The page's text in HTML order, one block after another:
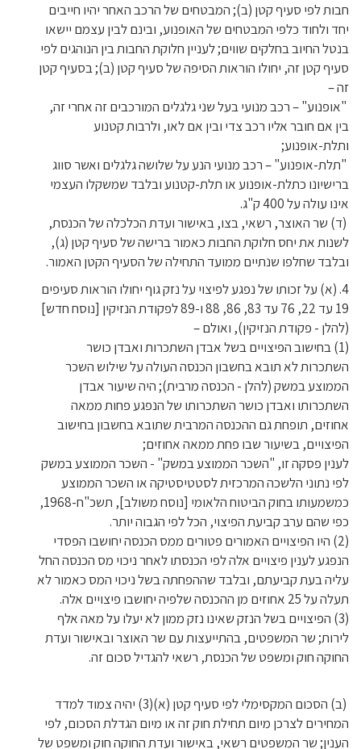
חבות לפי סעיף קטן (ב); המבטחים של הרכב האחר יהיו חייבים
יחד ולחוד כלפי המבטחים של האופנוע, ובינם לבין עצמם יישאו
בנטל החיוב בחלקים שווים; לעניין חלוקת החבות בין הנוהגים לפי
סעיף קטן זה, יחולו הוראות הסיפה של סעיף קטן (ב); בסעיף קטן
זה –
"אופנוע" – רכב מנועי בעל שני גלגלים המורכבים זה אחרי זה,
בין אם חובר אליו רכב צדי ובין אם לאו, ולרבות קטנוע
ותלת-אופנוע;
"תלת-אופנוע" – רכב מנועי הנע על שלושה גלגלים ואשר סווג
ברישיונו כתלת-אופנוע או תלת-קטנוע ובלבד שמשקלו העצמי
אינו עולה על 400 ק"ג.
(ד) שר האוצר, רשאי, בצו, באישור ועדת הכלכלה של הכנסת,
לשנות את יחס חלוקת החבות כאמור ברישה של סעיף קטן (ג),
ובלבד שחלפו שנתיים ממועד התחילה של הסעיף הקטן האמור.
4. (א) על זכותו של נפגע לפיצוי על נזק גוף יחולו הוראות סעיפים
19 עד 22, 76 עד 83, 86, 88 ו-89 לפקודת הנזיקין [נוסח חדש]
(להלן - פקודת הנזיקין), ואולם –
(1) בחישוב הפיצויים בשל אבדן השתכרות ואבדן כושר
השתכרות לא תובא בחשבון הכנסה העולה על שילוש השכר
הממוצע במשק (להלן - הכנסה מרבית); היה שיעור אבדן
השתכרותו ואבדן כושר השתכרותו של הנפגע פחות ממאה
אחוזים, תופחת גם ההכנסה המרבית שתובא בחשבון בחישוב
הפיצויים, בשיעור שבו פחת ממאה אחוזים;
לענין פסקה זו, "השכר הממוצע במשק" - השכר הממוצע במשק
לפי נתוני הלשכה המרכזית לסטטיסטיקה או השכר הממוצע
כמשמעותו בחוק הביטוח הלאומי [נוסח משולב], תשכ"ח-1968,
כפי שהם ערב קביעת הפיצוי, הכל לפי הגבוה יותר.
(2) היו הפיצויים האמורים פטורים ממס הכנסה יחושבו הפסדי
הנפגע לענין פיצויים אלה לפי הכנסתו לאחר ניכוי מס הכנסה החל
עליה בעת קביעתם, ובלבד שההפחתה בשל ניכוי המס כאמור לא
תעלה על 25 אחוזים מן ההכנסה שלפיה יחושבו פיצויים אלה.
(3) הפיצויים בשל הנזק שאינו נזק ממון לא יעלו על מאה אלף
לירות; שר המשפטים, בהתייעצות עם שר האוצר ובאישור ועדת
החוקה חוק ומשפט של הכנסת, רשאי להגדיל סכום זה.
(ב) הסכום המקסימלי לפי סעיף קטן (א)(3) יהיה צמוד למדד
המחירים לצרכן מיום תחילת חוק זה או מיום הגדלת הסכום, לפי
הענין; שר המשפטים רשאי, באישור ועדת החוקה חוק ומשפט של